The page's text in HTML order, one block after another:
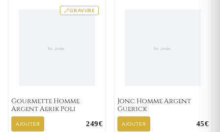
GRAVURE
Gourmette Homme
Argent Aerik Poli
AJOUTER 249€
Jonc Homme Argent
Guerick
AJOUTER 45€